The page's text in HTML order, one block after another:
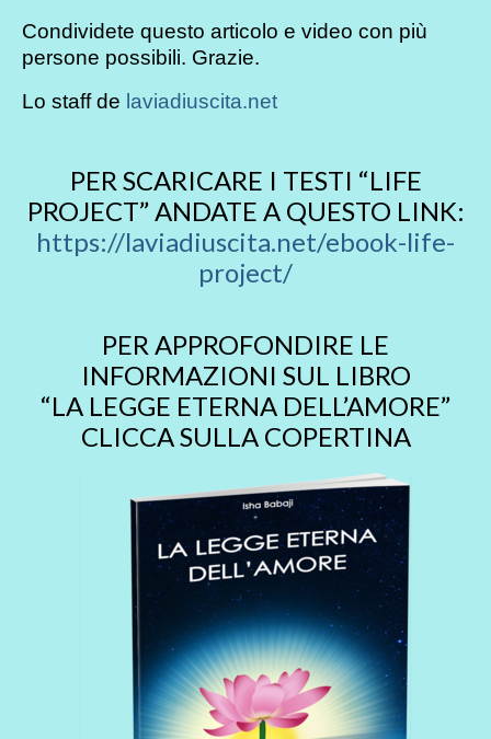
Condividete questo articolo e video con più
persone possibili. Grazie.
Lo staff de laviadiuscita.net
PER SCARICARE I TESTI “LIFE
PROJECT” ANDATE A QUESTO LINK:
https://laviadiuscita.net/ebook-life-
project/
PER APPROFONDIRE LE
INFORMAZIONI SUL LIBRO
“LA LEGGE ETERNA DELL’AMORE”
CLICCA SULLA COPERTINA